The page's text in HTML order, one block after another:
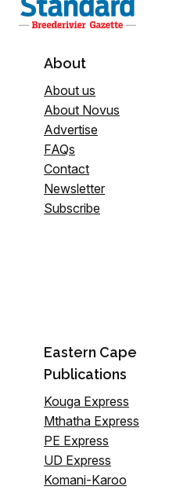
About
About us
About Novus
Advertise
FAQs
Contact
Newsletter
Subscribe
Eastern Cape
Publications
Kouga Express
Mthatha Express
PE Express
UD Express
Komani-Karoo